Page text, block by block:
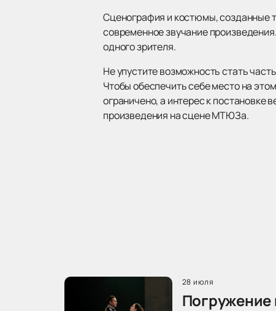
Сценография и костюмы, созданные
современное звучание
одного зрителя.
Не упустите возможность стать
Чтобы обеспечить себе место на
ограничено, а интерес к постановке
произведения на сцене МТЮЗа.
28 июля
Погружение